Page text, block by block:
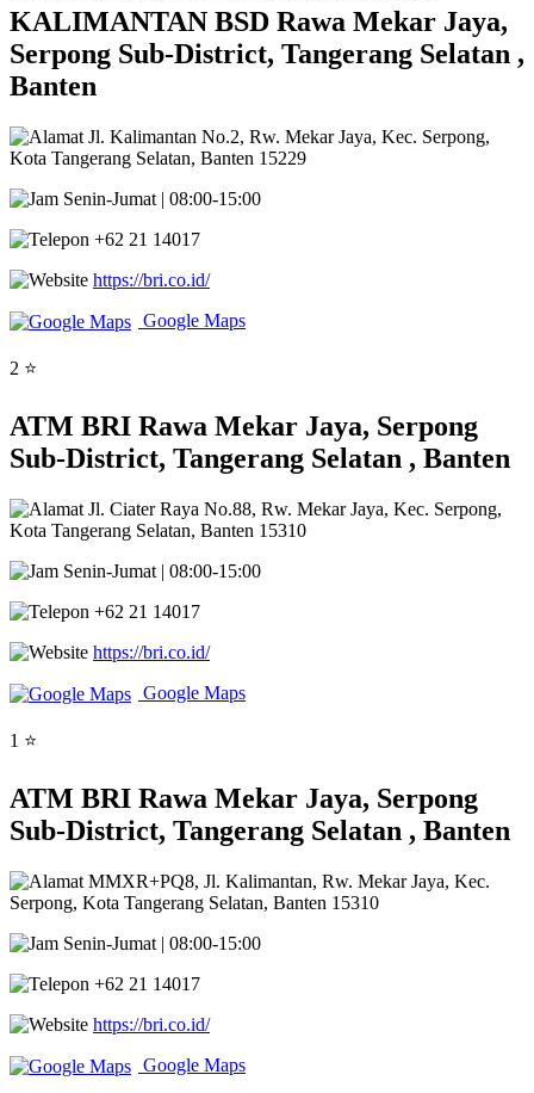
KALIMANTAN BSD Rawa Mekar Jaya,
Serpong Sub-District, Tangerang Selatan ,
Banten
Jl. Kalimantan No.2, Rw. Mekar Jaya, Kec. Serpong,
Kota Tangerang Selatan, Banten 15229
Senin-Jumat | 08:00-15:00
+62 21 14017
https://bri.co.id/
Google Maps
2 ⭐
ATM BRI Rawa Mekar Jaya, Serpong
Sub-District, Tangerang Selatan , Banten
Jl. Ciater Raya No.88, Rw. Mekar Jaya, Kec. Serpong,
Kota Tangerang Selatan, Banten 15310
Senin-Jumat | 08:00-15:00
+62 21 14017
https://bri.co.id/
Google Maps
1 ⭐
ATM BRI Rawa Mekar Jaya, Serpong
Sub-District, Tangerang Selatan , Banten
MMXR+PQ8, Jl. Kalimantan, Rw. Mekar Jaya, Kec.
Serpong, Kota Tangerang Selatan, Banten 15310
Senin-Jumat | 08:00-15:00
+62 21 14017
https://bri.co.id/
Google Maps